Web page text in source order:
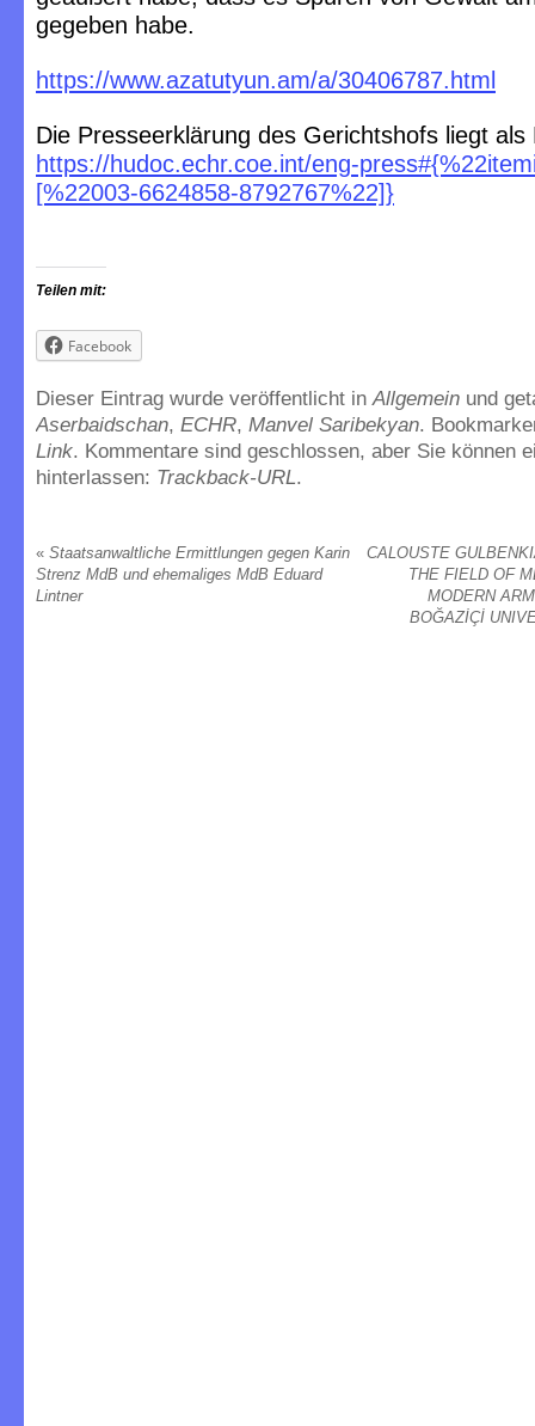
gegeben habe.
https://www.azatutyun.am/a/30406787.html
Die Presseerklärung des Gerichtshofs liegt als
https://hudoc.echr.coe.int/eng-
[%22003-6624858-8792767%22]}
Teilen mit:
Facebook
Dieser Eintrag wurde veröffentlicht inAllgemein und
Aserbaidschan, ECHR, Manvel Saribekyan.
Link. Kommentare sind geschlossen, aber Sie können
hinterlassen: Trackback-URL.
« Staatsanwaltliche Ermittlungen gegen Karin
Strenz MdB und ehemaliges MdB Eduard
Lintner
CALOUSTE
THE FIELD OF
MODERN
BOĞAZİÇİ